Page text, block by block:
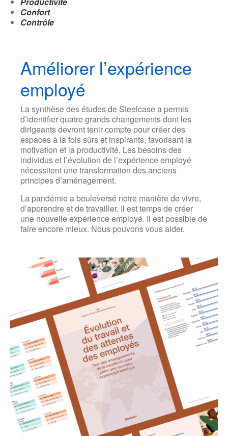
Confort
Contrôle
Améliorer l’expérience
employé
La synthèse des études de Steelcase a permis
d’identifier quatre grands changements dont les
dirigeants devront tenir compte pour créer des
espaces à la fois sûrs et inspirants, favorisant la
motivation et la productivité. Les besoins des
individus et l’évolution de l’expérience employé
nécessitent une transformation des anciens
principes d’aménagement.
La pandémie a bouleversé notre manière de vivre,
d’apprendre et de travailler. Il est temps de créer
une nouvelle expérience employé. Il est possible de
faire encore mieux. Nous pouvons vous aider.